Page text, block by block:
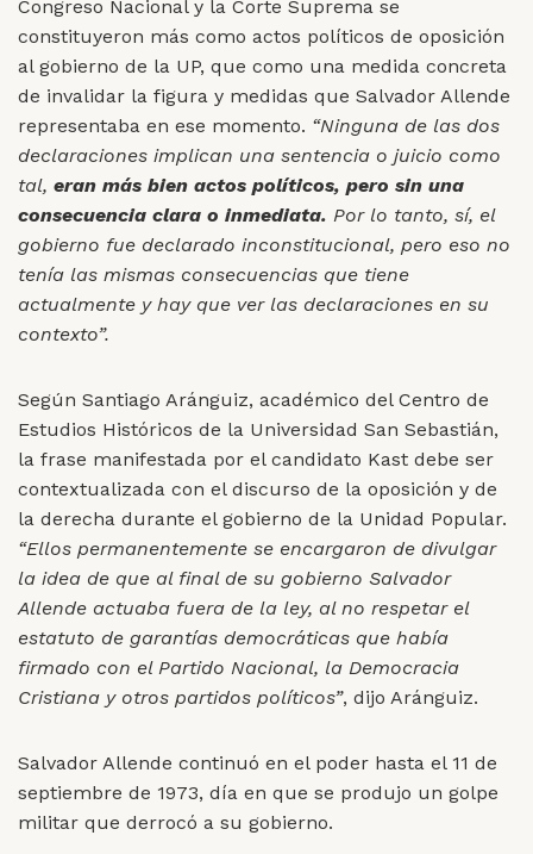
Congreso Nacional y la Corte Suprema se
constituyeron más como actos políticos de oposición
al gobierno de la UP, que como una medida concreta
de invalidar la figura y medidas que Salvador Allende
representaba en ese momento. “Ninguna de las dos
declaraciones implican una sentencia o juicio como
tal, eran más bien actos políticos, pero sin una
consecuencia clara o inmediata. Por lo tanto, sí, el
gobierno fue declarado inconstitucional, pero eso no
tenía las mismas consecuencias que tiene
actualmente y hay que ver las declaraciones en su
contexto”.
Según Santiago Aránguiz, académico del Centro de
Estudios Históricos de la Universidad San Sebastián,
la frase manifestada por el candidato Kast debe ser
contextualizada con el discurso de la oposición y de
la derecha durante el gobierno de la Unidad Popular.
“Ellos permanentemente se encargaron de divulgar
la idea de que al final de su gobierno Salvador
Allende actuaba fuera de la ley, al no respetar el
estatuto de garantías democráticas que había
firmado con el Partido Nacional, la Democracia
Cristiana y otros partidos políticos”, dijo Aránguiz.
Salvador Allende continuó en el poder hasta el 11 de
septiembre de 1973, día en que se produjo un golpe
militar que derrocó a su gobierno.